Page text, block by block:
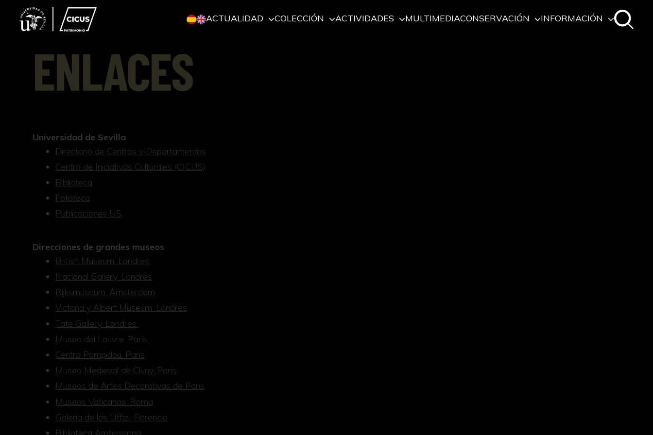
ACTUALIDAD COLECCIÓN ACTIVIDADES MULTIMEDIACONSERVACIÓN INFORMACIÓN
ENLACES
Universidad de Sevilla
Directorio de Centros y Departamentos
Centro de Iniciativas Culturales (CICUS)
Biblioteca
Fototeca
Publicaciones US
Direcciones de grandes museos
British Museum. Londres
Nacional Gallery. Londres
Rijksmuseum. Ámsterdam
Victoria y Albert Museum. Londres
Tate Gallery. Londres.
Museo del Louvre. París.
Centro Pompidou. París
Museo Medieval de Cluny. Paris
Museos de Artes Decorativas de Paris
Museos Vaticanos. Roma
Galeria de los Uffizi. Florencia
Biblioteca Ambrosiana